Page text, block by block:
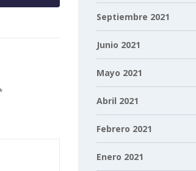
Septiembre 2021
Junio 2021
Mayo 2021
Abril 2021
Febrero 2021
Enero 2021